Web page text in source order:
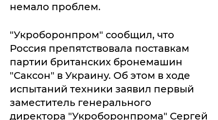
немало проблем.
"Укроборонпром" сообщил, что
Россия препятствовала поставкам
партии британских бронемашин
"Саксон" в Украину. Об этом в ходе
испытаний техники заявил первый
заместитель генерального
директора "Укроборонпрома" Сергей